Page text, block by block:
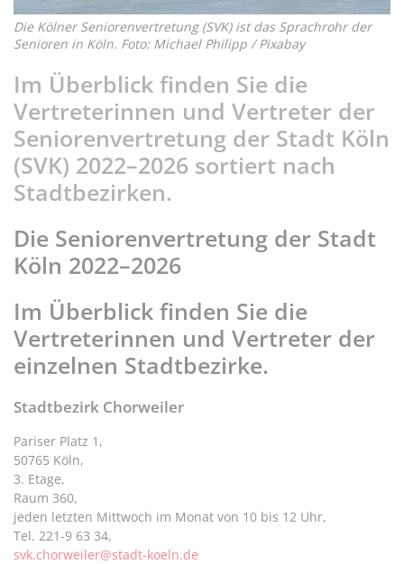
Die Kölner Seniorenvertretung (SVK) ist das Sprachrohr der
Senioren in Köln. Foto: Michael Philipp / Pixabay
Im Überblick finden Sie die
Vertreterinnen und Vertreter der
Seniorenvertretung der Stadt Köln
(SVK) 2022–2026 sortiert nach
Stadtbezirken.
Die Seniorenvertretung der Stadt
Köln 2022–2026
Im Überblick finden Sie die
Vertreterinnen und Vertreter der
einzelnen Stadtbezirke.
Stadtbezirk Chorweiler
Pariser Platz 1,
50765 Köln,
3. Etage,
Raum 360,
jeden letzten Mittwoch im Monat von 10 bis 12 Uhr,
Tel. 221-9 63 34,
svk.chorweiler@stadt-koeln.de